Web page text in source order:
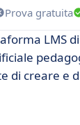
Prova gratuita
LMS
di creare e